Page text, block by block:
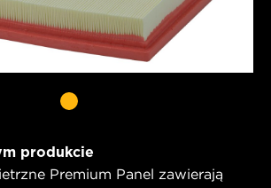
produkcie
Premium Panel zawierają